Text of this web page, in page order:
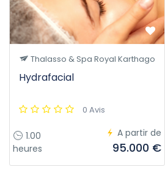
Thalasso & Spa Royal Karthago
Hydrafacial
0 Avis
1.00
heures
A partir de
95.000 €